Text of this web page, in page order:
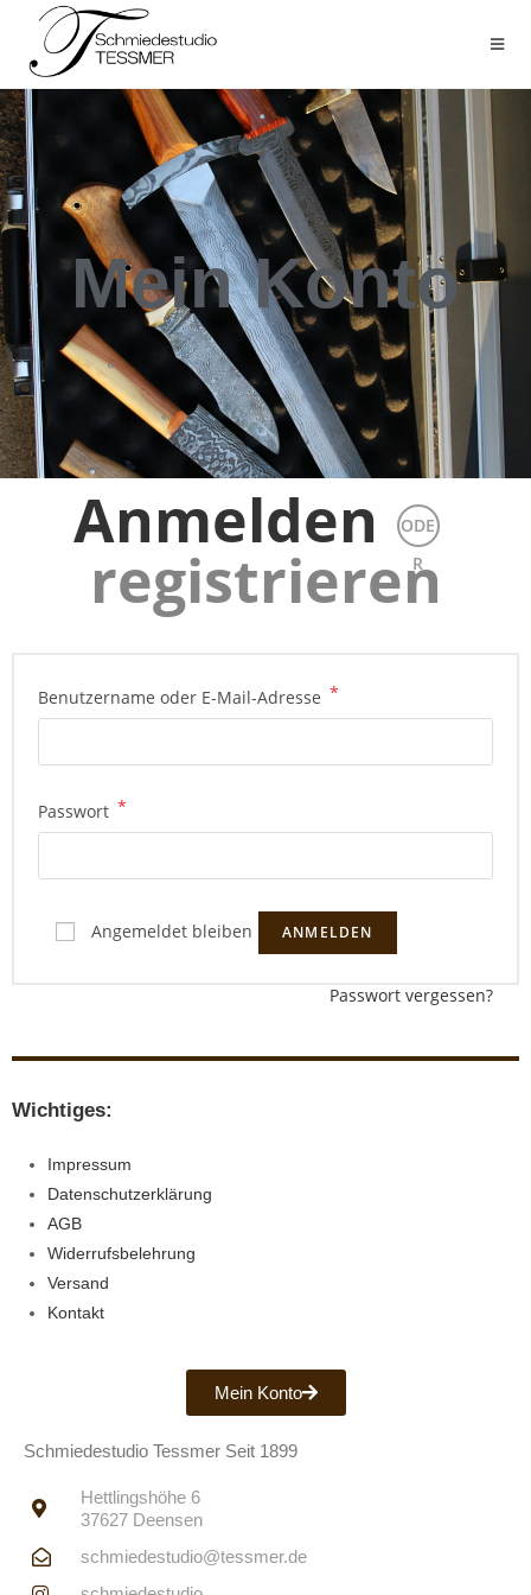
Mein Konto
Anmelden
ODE
R
registrieren
Benutzername oder E-Mail-Adresse *
Passwort *
Angemeldet bleiben ANMELDEN
Passwort vergessen?
Wichtiges:
Impressum
Datenschutzerklärung
AGB
Widerrufsbelehrung
Versand
Kontakt
Mein Konto
Schmiedestudio Tessmer Seit 1899
Hettlingshöhe 6
37627 Deensen
schmiedestudio@tessmer.de